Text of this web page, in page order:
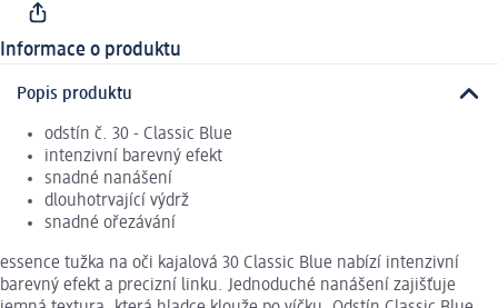
Informace o produktu
Popis produktu
odstín č. 30 - Classic Blue
intenzivní barevný efekt
snadné nanášení
dlouhotrvající výdrž
snadné ořezávání
essence tužka na oči kajalová 30 Classic Blue nabízí intenzivní
barevný efekt a precizní linku. Jednoduché nanášení zajišťuje